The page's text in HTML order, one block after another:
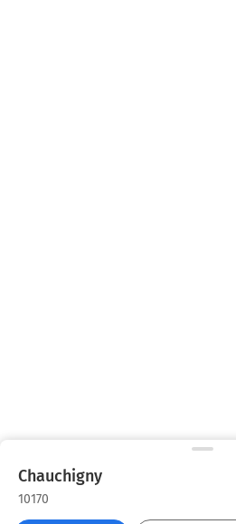
Chauchigny
10170